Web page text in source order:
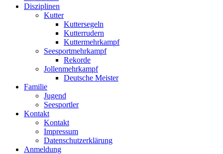
Disziplinen
Kutter
Kuttersegeln
Kutterrudern
Kuttermehrkampf
Seesportmehrkampf
Rekorde
Jollenmehrkampf
Deutsche Meister
Familie
Jugend
Seesportler
Kontakt
Kontakt
Impressum
Datenschutzerklärung
Anmeldung